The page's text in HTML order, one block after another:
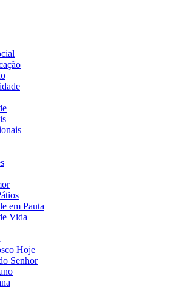
em Pauta
Vida
Hoje
Senhor